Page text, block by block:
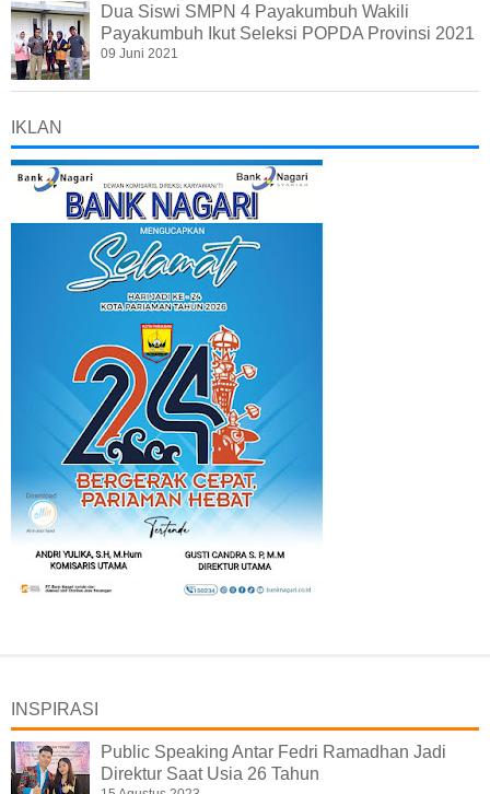
Dua Siswi SMPN 4 Payakumbuh Wakili
Payakumbuh Ikut Seleksi POPDA Provinsi 2021
09 Juni 2021
IKLAN
INSPIRASI
Public Speaking Antar Fedri Ramadhan Jadi
Direktur Saat Usia 26 Tahun